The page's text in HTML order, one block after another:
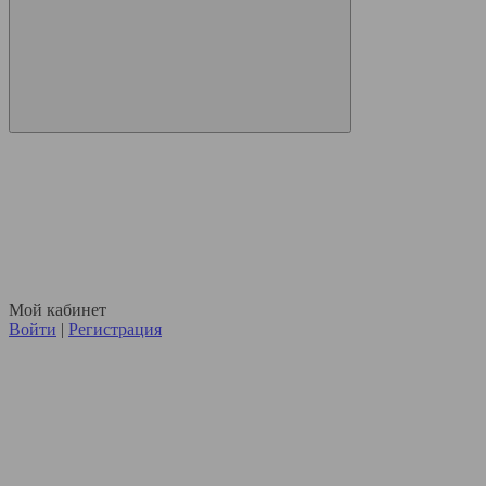
Мой кабинет
Войти | Регистрация